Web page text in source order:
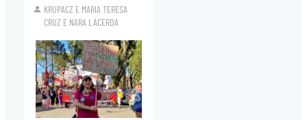
KRUPACZ E MARIA TERESA
CRUZ E NARA LACERDA